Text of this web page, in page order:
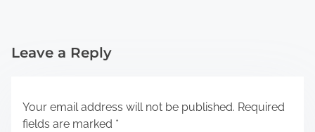
Leave a Reply
Your email address will not be published. Required
fields are marked *